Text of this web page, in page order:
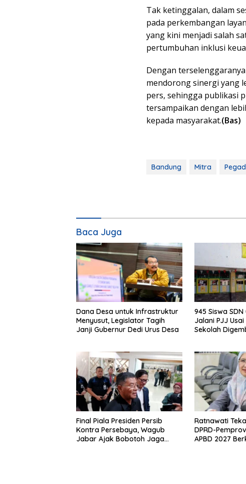
Tak ketinggalan, dalam
pada perkembangan
yang kini menjadi salah
pertumbuhan inklusi
Dengan
mendorong sinergi yang
pers, sehingga publikasi
tersampaikan dengan
kepada masyarakat.(Bas)
Bandung Mitra
Baca Juga
Dana Desa untuk Infrastruktur
Menyusut, Legislator Tagih
Janji Gubernur Dedi Urus Desa
945 Siswa
Jalani PJJ
Sekolah
Final Piala Presiden Persib
Kontra Persebaya, Wagub
Jabar Ajak Bobotoh Jaga
Ratnawati
DPRD-
APBD 2027